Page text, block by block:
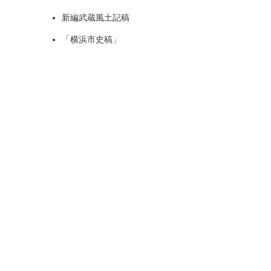
新編武蔵風土記稿
「横浜市史稿」